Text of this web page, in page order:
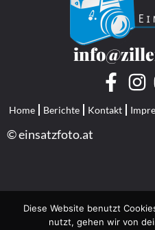
Home Berichte Kontakt
© einsatzfoto.at
Diese Website benutzt
nutzt, gehen wir von